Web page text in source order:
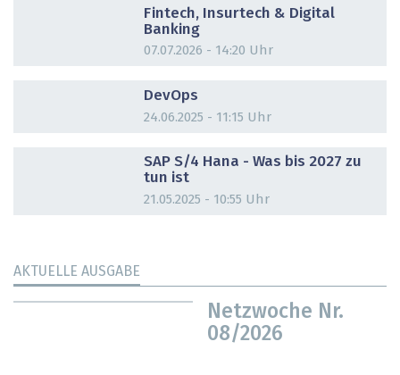
Fintech, Insurtech & Digital
Banking
07.07.2026 - 14:20 Uhr
DevOps
24.06.2025 - 11:15 Uhr
SAP S/4 Hana - Was bis 2027 zu
tun ist
21.05.2025 - 10:55 Uhr
AKTUELLE AUSGABE
Netzwoche Nr.
08/2026